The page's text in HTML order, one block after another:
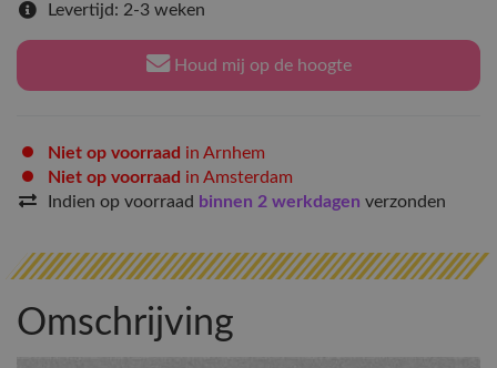
Levertijd: 2-3 weken
Houd mij op de hoogte
Niet op voorraad in Arnhem
Niet op voorraad in Amsterdam
Indien op voorraad binnen 2 werkdagen verzonden
Omschrijving